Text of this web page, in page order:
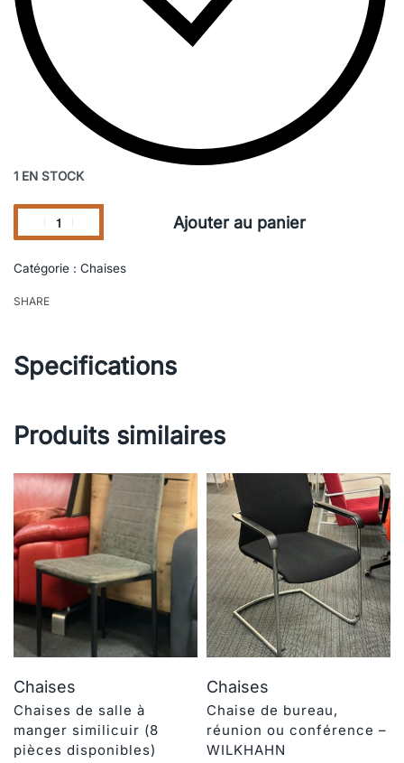
1 EN STOCK
Ajouter au panier
Catégorie : Chaises
SHARE
Specifications
Produits similaires
Chaises
Chaises de salle à
manger similicuir (8
pièces disponibles)
Chaises
Chaise de bureau,
réunion ou conférence –
WILKHAHN